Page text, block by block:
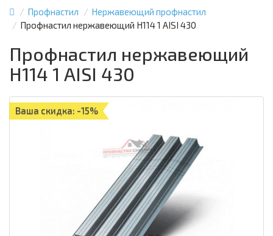
Профнастил
Нержавеющий профнастил
Профнастил нержавеющий Н114 1 AISI 430
Профнастил нержавеющий
Н114 1 AISI 430
Ваша скидка: -15%